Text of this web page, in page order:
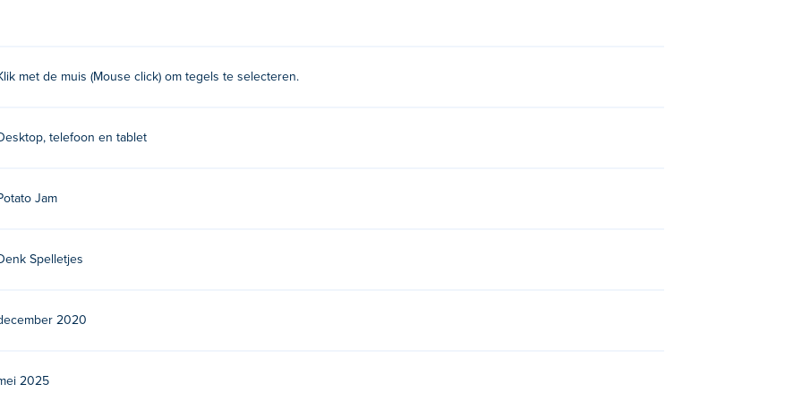
verbonden door drie of minder rechte lijnen door op de wie-tegels te klikken.
met de muis (Mouse click) om tegels te selecteren.
telefoon en tablet
Jam
Spelletjes
2020
2025